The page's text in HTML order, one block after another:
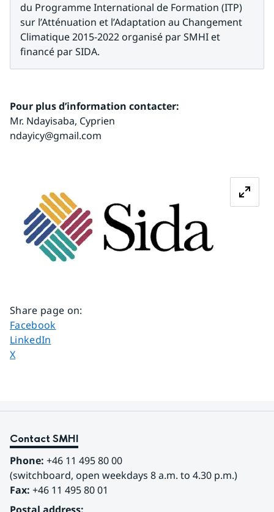
du Programme International de Formation (ITP)
sur l’Atténuation et l’Adaptation au Changement
Climatique 2015-2022 organisé par SMHI et
financé par SIDA.
Pour plus d’information contacter:
Mr. Ndayisaba, Cyprien
ndayicy@gmail.com
Share page on:
Share page on
Facebook
Share page on
LinkedIn
Share page on
X
Contact SMHI
Phone: +46 11 495 80 00
(switchboard, open weekdays 8 a.m. to 4.30 p.m.)
Fax: +46 11 495 80 01